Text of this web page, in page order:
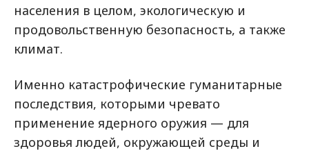
населения в целом, экологическую и
продовольственную безопасность, а также
климат.
Именно катастрофические гуманитарные
последствия, которыми чревато
применение ядерного оружия — для
здоровья людей, окружающей среды и